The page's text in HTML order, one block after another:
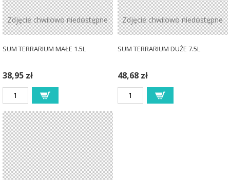
Zdjęcie chwilowo niedostępne
SUM TERRARIUM MAŁE 1.5L
38,95 zł
Zdjęcie chwilowo niedostępne
SUM TERRARIUM DUŻE 7.5L
48,68 zł